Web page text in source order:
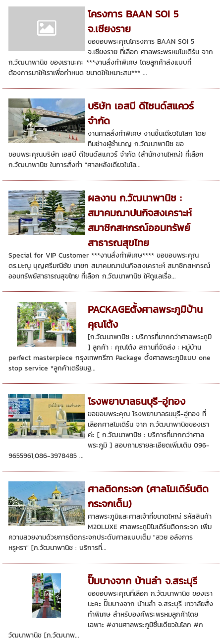
โครงการ BAAN SOI 5
จ.เชียงราย
ขอขอบพระคุณโครงการ BAAN SOI 5
จ.เชียงราย ที่เลือก ศาลพระพรหมโมเดิร์น จาก
ก.วัฒนาพานิช ของเรานะคะ ***งานสั่งทำพิเศษ โดยลูกค้าส่งแบบที่
ต้องการมาให้เราเพื่อกำหนด ขนาดให้เหมาะสม*** ...
บริษัท เอสบี ดีไซนด์สแควร์
จำกัด
งานศาลสั่งทำพิเศษ งานชิ้นเดียวในโลก โดย
ทีมช่างผู้ชำนาญ ก.วัฒนาพานิช ขอ
ขอบพระคุณบริษัท เอสบี ดีไซนด์สแควร์ จำกัด (สำนักงานใหญ่) ที่เลือก
ก.วัฒนาพานิช ในการสั่งทำ "ศาลหลังเดียวในโล...
ผลงาน ก.วัฒนาพานิช :
สมาคมฌาปนกิจสงเคราะห์
สมาชิกสหกรณ์ออมทรัพย์
สาธารณสุขไทย
Special for VIP Customer ***งานสั่งทำพิเศษ**** ขอขอบพระคุณ
ดร.มะณู บุญศรีมณีชัย นายก สมาคมฌาปนกิจสงเคราะห์ สมาชิกสหกรณ์
ออมทรัพย์สาธารณสุขไทย ที่เลือก ก.วัฒนาพานิช ให้ดูแลเรื่อ...
PACKAGEตั้งศาลพระภูมิบ้าน
คุณโต้ง
[ก.วัฒนาพานิช : บริการที่มากกว่าศาลพระภูมิ
] ลูกค้า : คุณโต้ง สถานที่จัดส่ง : หมู่บ้าน
perfect masterpiece กรุงเทพกรีฑา Package ตั้งศาลพระภูมิแบบ one
stop service *ลูกค้าเตรียมฐ...
โรงพยาบาลธนบุรี-อู่ทอง
ขอขอบพระคุณ โรงพยาบาลธนบุรี-อู่ทอง ที่
เลือกศาลโมเดิร์น จาก ก.วัฒนาพานิชของเรา
ค่ะ [ ก.วัฒนาพานิช : บริการที่มากกว่าศาล
พระภูมิ ] สอบถามรายละเอียดเพิ่มเติม 096-
9655961,086-3978485 ...
ศาลติดกระจก (ศาลโมเดิร์นติด
กระจกเต็ม)
ศาลพระภูมิและศาลเจ้าที่ขนาดใหญ่ รหัสสินค้า
M20LUXE ศาลพระภูมิโมเดิร์นติดกระจก เพิ่ม
ความสวยงามด้วยการติดกระจกประดับศาลแบบเต็ม "สวย อลังการ
หรูหรา" [ก.วัฒนาพานิช : บริการที่...
ปั๊มบางจาก บ้านลำ จ.สระบุรี
ขอขอบพระคุณที่เลือก ก.วัฒนาพานิช ของเรา
นะคะ ปั๊มบางจาก บ้านลำ จ.สระบุรี เทวาลัยสั่ง
ทำพิเศษ สำหรับองค์พระพรหมลูกค้าโดย
เฉพาะ #งานศาลพระภูมิชิ้นเดียวในโลก #ก
วัฒนาพานิช [ก.วัฒนาพ...